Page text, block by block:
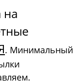
на
. Минимальный